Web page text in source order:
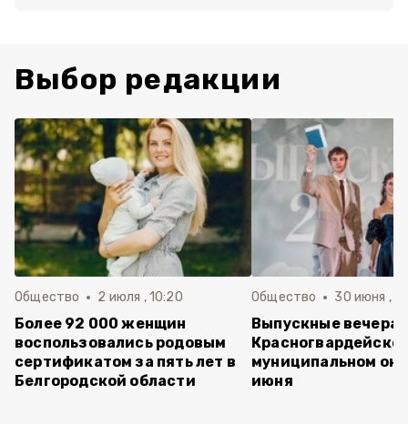
Выбор редакции
Общество 2 июля , 10:20
Более 92 000 женщин
воспользовались родовым
сертификатом за пять лет в
Белгородской области
Общество 30 июня ,
Выпускные вечера
муниципальном
июня